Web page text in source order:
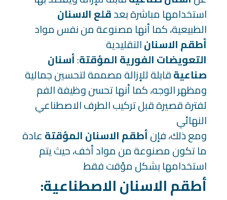
استخدامها مباشرة بعدقلع الاسنان
الطبيعية، كما أنها مصنوعة من نفس مواد
أطقم الاسنانالتقليدية
التعويضات الفورية المؤقتة:أسنان
صناعيةقابلة للإزالة مصممة لتحسين جمالية
ومظهر الوجه، كما أنها تحسن وظيفة الفم
لفترة قصيرة قبل تركيب الطرف الاصطناعي
النهائي
ومع ذلك، فإنأطقم الاسنان المؤقتةعادة
ما تكون مصنوعة من مواد أخف، حيث يتم
استخدامها بشكل مؤقت فقط
:أطقم الاسنان الاصطناعية